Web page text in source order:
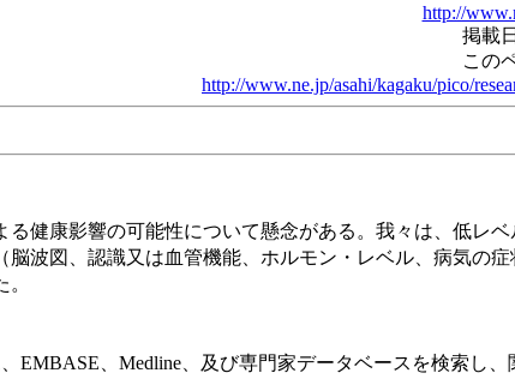
http://
掲載
この
http://www.ne.jp/asahi/kagaku/pico/
健康影響の可能性について懸念がある。我々は、低レ
脳波図、認識又は血管機能、ホルモン・レベル、病気の
EMBASE、Medline、及び専門家データベースを検索し、